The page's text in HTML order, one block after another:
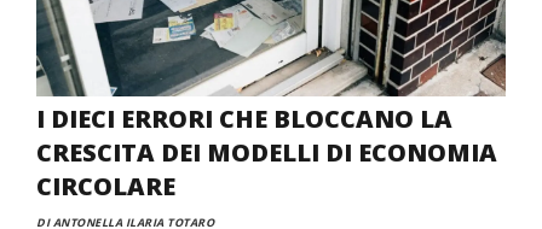
I DIECI ERRORI CHE BLOCCANO LA
CRESCITA DEI MODELLI DI ECONOMIA
CIRCOLARE
DI ANTONELLA ILARIA TOTARO